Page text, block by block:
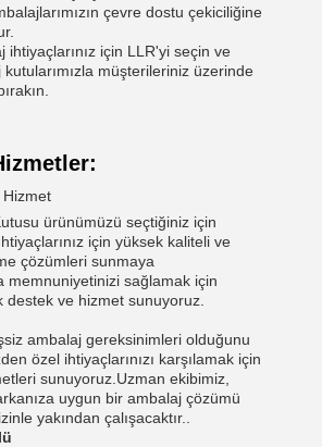
çevre dostu çekiciliğine
ihtiyaçlarınız için LLR'yi seçin ve
müşterileriniz üzerinde
Hizmet
ürünümüzü seçtiğiniz için
için yüksek kaliteli ve
çözümleri sunmaya
memnuniyetinizi sağlamak için
destek ve hizmet sunuyoruz.
ambalaj gereksinimleri olduğunu
özel ihtiyaçlarınızı karşılamak için
sunuyoruz.Uzman ekibimiz,
uygun bir ambalaj çözümü
yakından çalışacaktır..